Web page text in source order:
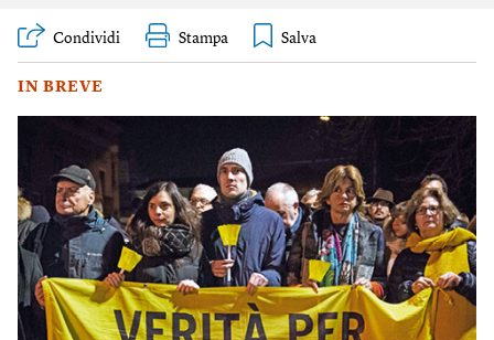
Condividi Stampa
IN BREVE